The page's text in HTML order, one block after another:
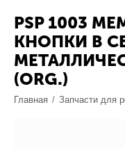
PSP 1003
КНОПКИ В
(ORG.)
Главная / Запчасти для